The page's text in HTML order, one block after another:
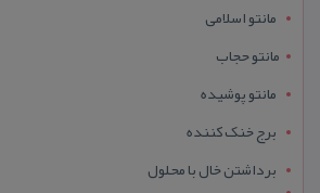
مانتو اسلامی
مانتو حجاب
مانتو پوشیده
برج خنک کننده
برداشتن خال با محلول